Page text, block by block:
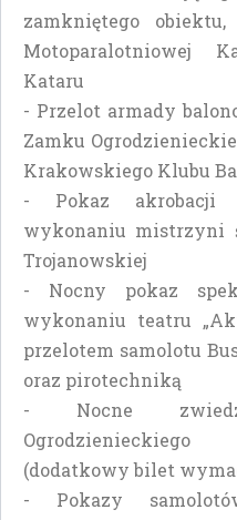
zamkniętego
Motoparalotniowej
Kataru
- Przelot armady
Zamku
Krakowskiego Klubu
- Pokaz
wykonaniu mistrzyni
Trojanowskiej
- Nocny pokaz
wykonaniu teatru
przelotem samolotu
oraz pirotechniką
- Nocne
(dodatkowy bilet
- Pokazy